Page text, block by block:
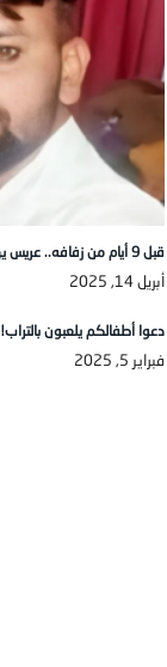
قبل 9 أيام من زفافه.. عريس يهرب مع حماته
أبريل 14, 2025
دعوا أطفالكم يلعبون بالتراب!
فبراير 5, 2025